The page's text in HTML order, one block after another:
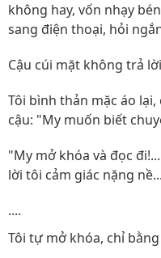
không hay, vốn nhạy
sang điện thoại, hỏi
Cậu cúi mặt không trả
Tôi bình thản mặc áo
cậu: "My muốn biết
"My mở khóa và đọc
lời tôi cảm giác nặng nề...
....
Tôi tự mở khóa, chỉ